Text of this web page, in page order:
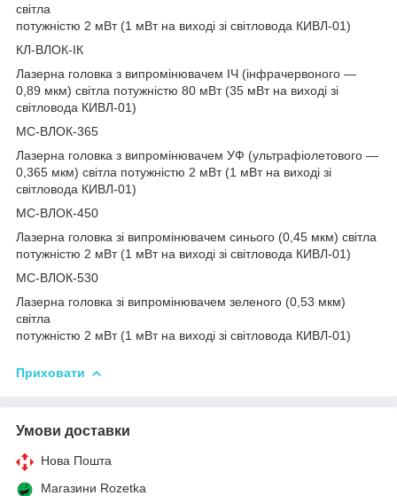
світла
потужністю 2 мВт (1 мВт на виході зі світловода КИВЛ-01)
КЛ-ВЛОК-ІК
Лазерна головка з випромінювачем ІЧ (інфрачервоного —
0,89 мкм) світла потужністю 80 мВт (35 мВт на виході зі
світловода КИВЛ-01)
МС-ВЛОК-365
Лазерна головка з випромінювачем УФ (ультрафіолетового —
0,365 мкм) світла потужністю 2 мВт (1 мВт на виході зі
світловода КИВЛ-01)
МС-ВЛОК-450
Лазерна головка зі випромінювачем синього (0,45 мкм) світла
потужністю 2 мВт (1 мВт на виході зі світловода КИВЛ-01)
МС-ВЛОК-530
Лазерна головка зі випромінювачем зеленого (0,53 мкм)
світла
потужністю 2 мВт (1 мВт на виході зі світловода КИВЛ-01)
Приховати
Умови доставки
Нова Пошта
Магазини Rozetka